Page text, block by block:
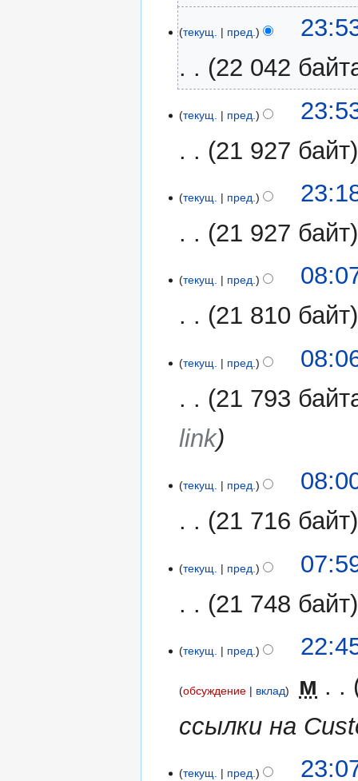
текущ. пред.
22 042
текущ. пред.
21 927 байт
текущ. пред.
21 927 байт
декабря
текущ. пред.
21 810 байт
текущ. пред.
21 793
link
текущ. пред.
21 716 байт
текущ. пред.
21 748 байт
декабря
текущ. пред.
обсуждение вклад
м
ссылки на
сентября
текущ. пред.